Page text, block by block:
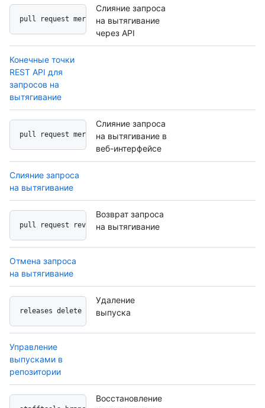
pull request merge api
Слияние запроса
на вытягивание
через API
Конечные точки
REST API для
запросов на
вытягивание
pull request merge button
Слияние запроса
на вытягивание в
веб-интерфейсе
Слияние запроса
на вытягивание
pull request revert button
Возврат запроса
на вытягивание
Отмена запроса
на вытягивание
releases delete button
Удаление
выпуска
Управление
выпусками в
репозитории
Восстановление